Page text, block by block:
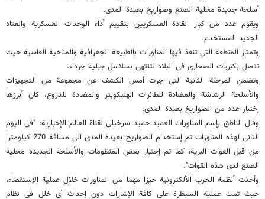
أسلحة جدیدة محلیة الصنع وصواریخ بعیدة المدى.
ویقوم‌ عدد من کبار القادة العسکریین بتقییم أداء الوحدات العسکریة والعتاد
الجدید المستخدم.
وتمتاز المنطقة التی تنفذ فیها المناورات بالطبیعة الجغرافیة والمناخیة القاسیة حیث
تتصل بکبریات الصحاری فی البلاد لتنتهی بسلاسل جبلیة جرداء.
وتضمن المرحلة الثانیة التی جرت أمس الکشف عن مجموعة من التجهیزات
والأسلحة الرشاشة والمضادة للطائرات الهلیکوبتر والمضادة للدروع، کان أبرزها
إختبار عدد من الصواریخ بعیدة المدى.
وقال الناطق بإسم المناورات العمید حمید سرخیلی لقناة العالم الإخباریة: "فی الیوم
الثانی لهذه المناورات تم إستخدام الصواریخ بعیدة المدى الى مسافة 270 کیلومترا
من قبل القوات البریة، کما تم إختبار بعض المنظومات والأسلحة الجدیدة محلیة
الصنع لدى هذه القوات".
وأخذت أنظمة الحرب الألکترونیة حیزا مهما من المناورات خلال عملیة الإستقصاء،
حیث تمت عملیة السیطرة على کافة الإشارات دون إحداث أی خلل فی نظام